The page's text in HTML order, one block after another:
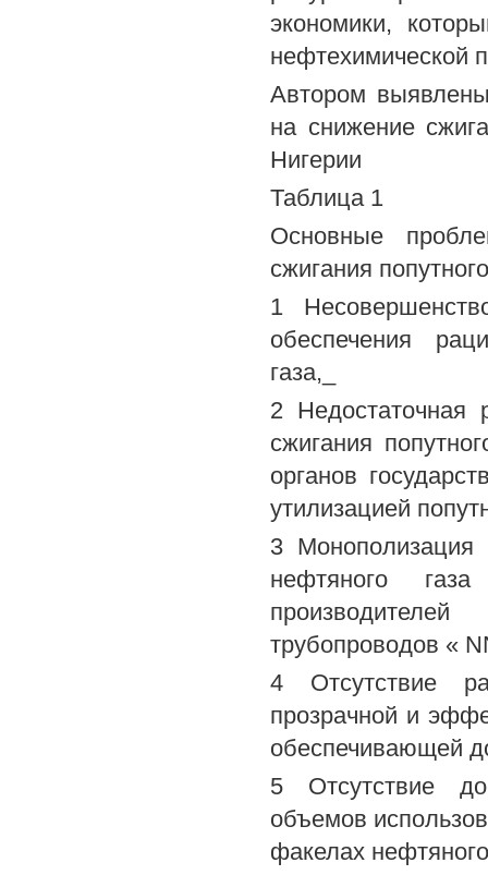
экономики,
нефтехимической
Автором
на снижение
Нигерии
Таблица 1
Основные
сжигания
1
обеспечения
газа,_
2 Недостаточная
сжигания
органов
утилизацией
3 Монополизация
нефтяного
трубопроводов «
4 Отсутствие
прозрачной и
обеспечивающей
5 Отсутствие
объемов
факелах